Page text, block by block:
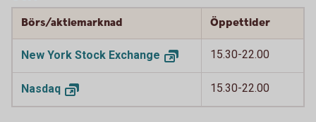
Börs/aktiemarknad Öppettider
New York Stock Exchange 15.30-22.00
Nasdaq 15.30-22.00